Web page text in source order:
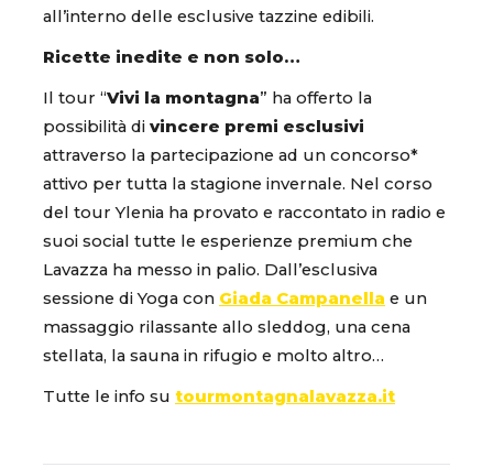
all’interno delle esclusive tazzine edibili.
Ricette inedite e non solo…
Il tour “Vivi la montagna” ha offerto la
possibilità di vincere premi esclusivi
attraverso la partecipazione ad un concorso*
attivo per tutta la stagione invernale. Nel corso
del tour Ylenia ha provato e raccontato in radio e
suoi social tutte le esperienze premium che
Lavazza ha messo in palio. Dall’esclusiva
sessione di Yoga con Giada Campanella e un
massaggio rilassante allo sleddog, una cena
stellata, la sauna in rifugio e molto altro…
Tutte le info su tourmontagnalavazza.it